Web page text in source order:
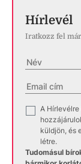
Hírlevél
Iratkozz fel
A
küldjön, és
létre.
Tudomásul